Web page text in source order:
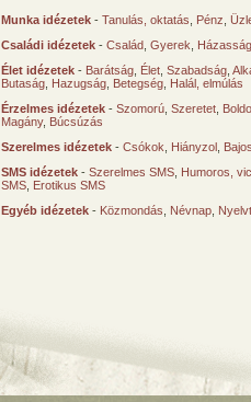
Munka idézetek - Tanulás, oktatás Pénz
Családi idézetek - Család Gyerek
Élet idézetek - Barátság Élet Szabadság
Butaság Hazugság Betegség Halál, elmúlás
Érzelmes idézetek - Szomorú Szeretet
Magány, Búcsúzás
Szerelmes idézetek - Csókok Hiányzol
SMS idézetek - Szerelmes SMS Humoros,
SMS Erotikus SMS
Egyéb idézetek - Közmondás Névnap